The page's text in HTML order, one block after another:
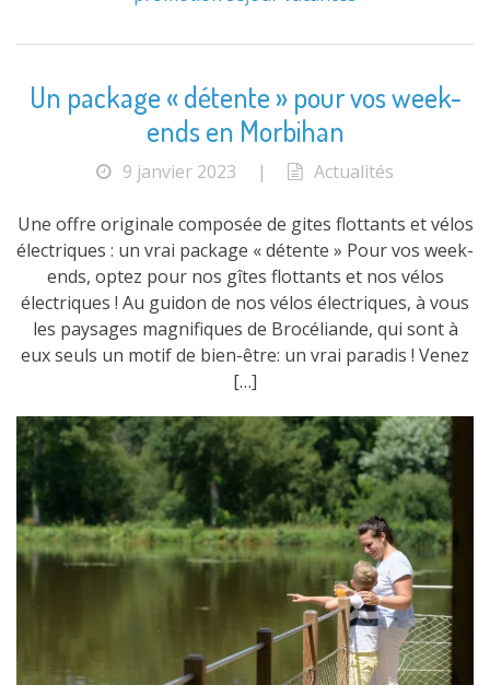
Un package « détente » pour vos week-
ends en Morbihan
9 janvier 2023 | Actualités
Une offre originale composée de gites flottants et vélos
électriques : un vrai package « détente » Pour vos week-
ends, optez pour nos gîtes flottants et nos vélos
électriques ! Au guidon de nos vélos électriques, à vous
les paysages magnifiques de Brocéliande, qui sont à
eux seuls un motif de bien-être: un vrai paradis ! Venez
[…]